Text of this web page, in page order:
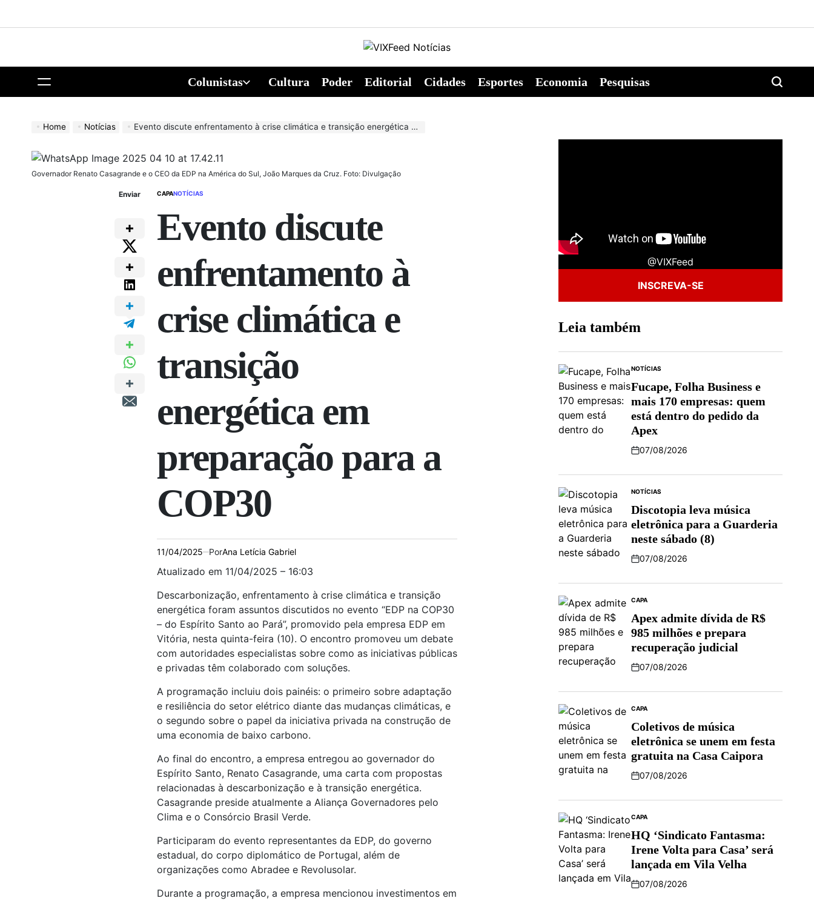
Colunistas Cultura Poder Editorial Cidades Esportes Economia Pesquisas
Home Notícias Evento discute enfrentamento à crise climática e transição energética em preparação para a COP30
Governador Renato Casagrande e o CEO da EDP na América do Sul, João Marques da Cruz. Foto: Divulgação
Enviar CAPANOTÍCIAS
Evento discute
enfrentamento à
crise climática e
transição
energética em
preparação para a
COP30
11/04/2025 PorAna Letícia Gabriel
Atualizado em 11/04/2025 – 16:03
Descarbonização, enfrentamento à crise climática e transição
energética foram assuntos discutidos no evento “EDP na COP30
– do Espírito Santo ao Pará”, promovido pela empresa EDP em
Vitória, nesta quinta-feira (10). O encontro promoveu um debate
com autoridades especialistas sobre como as iniciativas públicas
e privadas têm colaborado com soluções.
A programação incluiu dois painéis: o primeiro sobre adaptação
e resiliência do setor elétrico diante das mudanças climáticas, e
o segundo sobre o papel da iniciativa privada na construção de
uma economia de baixo carbono.
Ao final do encontro, a empresa entregou ao governador do
Espírito Santo, Renato Casagrande, uma carta com propostas
relacionadas à descarbonização e à transição energética.
Casagrande preside atualmente a Aliança Governadores pelo
Clima e o Consórcio Brasil Verde.
Participaram do evento representantes da EDP, do governo
estadual, do corpo diplomático de Portugal, além de
organizações como Abradee e Revolusolar.
Durante a programação, a empresa mencionou investimentos em
@VIXFeed
INSCREVA-SE
Leia também
NOTÍCIAS
Fucape, Folha Business e
mais 170 empresas: quem
está dentro do pedido da
Apex
07/08/2026
NOTÍCIAS
Discotopia leva música
eletrônica para a Guarderia
neste sábado (8)
07/08/2026
CAPA
Apex admite dívida de R$
985 milhões e prepara
recuperação judicial
07/08/2026
CAPA
Coletivos de música
eletrônica se unem em festa
gratuita na Casa Caipora
07/08/2026
CAPA
HQ ‘Sindicato Fantasma:
Irene Volta para Casa’ será
lançada em Vila Velha
07/08/2026